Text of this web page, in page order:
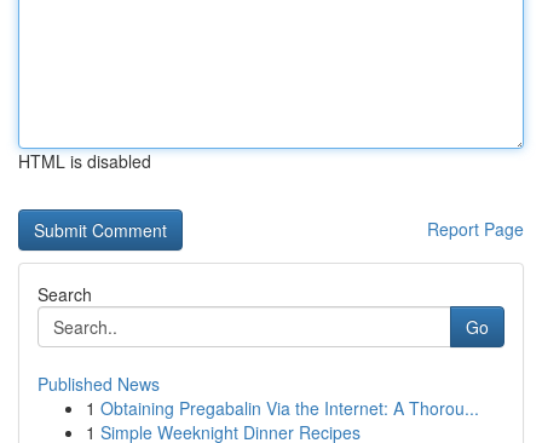
HTML is disabled
Report Page
Search
Go
Published News
1 Obtaining Pregabalin Via the Internet: A Thorou...
1 Simple Weeknight Dinner Recipes